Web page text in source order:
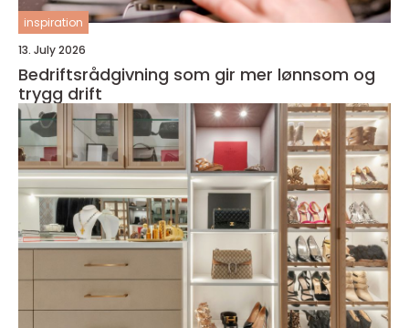
inspiration
13. July 2026
Bedriftsrådgivning som gir mer lønnsom og
trygg drift